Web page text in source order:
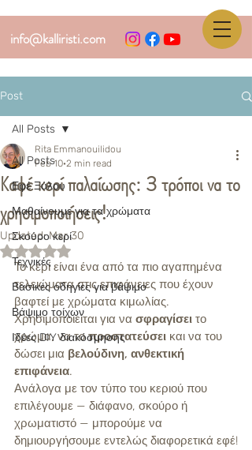
info@kalliristi.com
Post
All Posts
Εφέ Ξύλου
Μαθαίνουμε για τα χρώματα
Σκούρο κερί
Τεχνικές
Βασικές οδηγίες για βάψιμο
Βάψιμο τοίχων
Ιδέες DIY διακόσμησης
All Posts
Καφέ κερί παλαίωσης: 3 τρόποι να το
χρησιμοποιήσεις!
Rita Emmanouilidou
Feb 10 2 min read
Updated:Mar 30
Rated NaN out of 5 stars.
Το κερί είναι ένα από τα πιο αγαπημένα
τελειώματα στις επιφάνειες που έχουν
βαφτεί με χρώματα κιμωλίας.
Χρησιμοποιείται για να σφραγίσει το
χρώμα, να το προστατεύσει και να του
δώσει μια βελούδινη, ανθεκτική
επιφάνεια.
Ανάλογα με τον τύπο του κεριού που
επιλέγουμε — διάφανο, σκούρο ή
χρωματιστό — μπορούμε να
δημιουργήσουμε εντελώς διαφορετικά εφέ!